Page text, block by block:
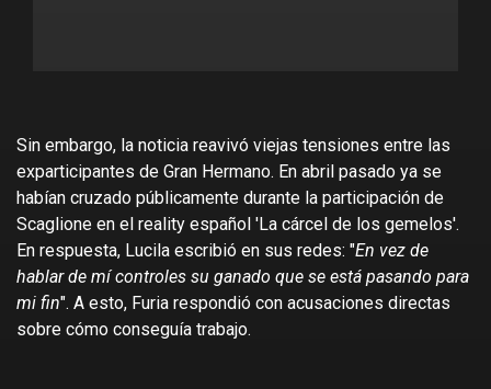
Sin embargo, la noticia reavivó viejas tensiones entre las
exparticipantes de Gran Hermano. En abril pasado ya se
habían cruzado públicamente durante la participación de
Scaglione en el reality español 'La cárcel de los gemelos'.
En respuesta, Lucila escribió en sus redes: "En vez de
hablar de mí controles su ganado que se está pasando para
mi fin". A esto, Furia respondió con acusaciones directas
sobre cómo conseguía trabajo.